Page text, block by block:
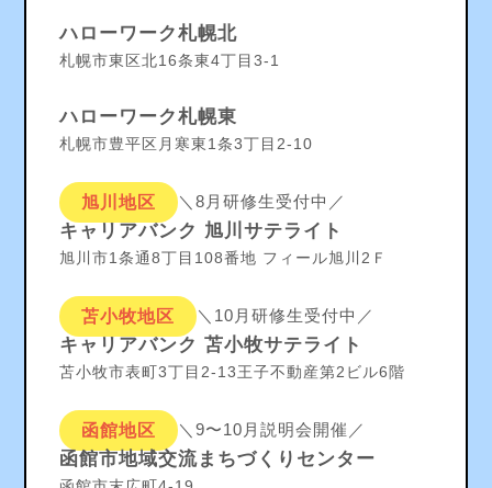
ハローワーク札幌北
札幌市東区北16条東4丁目3-1
ハローワーク札幌東
札幌市豊平区月寒東1条3丁目2-10
旭川地区 ＼8月研修生受付中／
キャリアバンク 旭川サテライト
旭川市1条通8丁目108番地 フィール旭川2Ｆ
苫小牧地区 ＼10月研修生受付中／
キャリアバンク 苫小牧サテライト
苫小牧市表町3丁目2-13王子不動産第2ビル6階
函館地区 ＼9〜10月説明会開催／
函館市地域交流まちづくりセンター